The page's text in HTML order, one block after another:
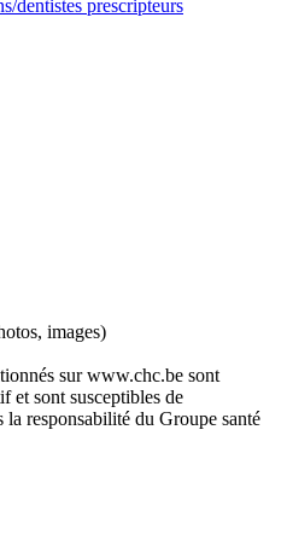
dentistes prescripteurs
images)
sur www.chc.be sont
et sont susceptibles de
responsabilité du Groupe santé